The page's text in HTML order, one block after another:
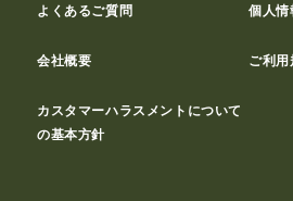
よくあるご質問 個人情
会社概要 ご利用
カスタマーハラスメントについて
の基本方針